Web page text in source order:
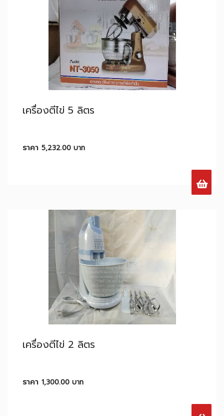
เครื่องตีไข่ 5 ลิตร
ราคา 5,232.00 บาท
เครื่องตีไข่ 2 ลิตร
ราคา 1,300.00 บาท